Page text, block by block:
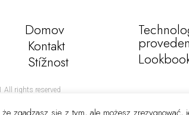
Domov
Kontakt
Stížnost
All rights reserved